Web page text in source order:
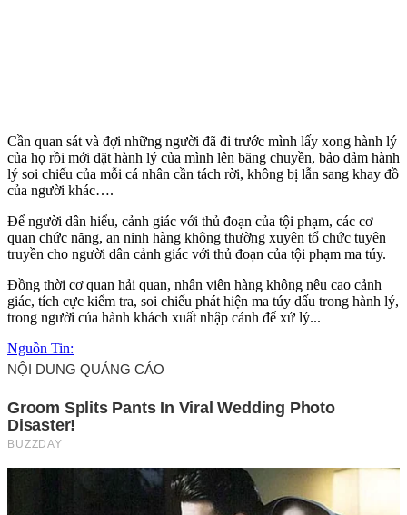
Cần quan sát và đợi những người đã đi trước mình lấy xong hành lý
của họ rồi mới đặt hành lý của mình lên băng chuyền, bảo đảm hành
lý soi chiếu của mỗi cá nhân cần tách rời, không bị lẫn sang khay đồ
của người khác….
Để người dân hiểu, cảnh giác với thủ đoạn của tội phạm, các cơ
quan chức năng, an ninh hàng không thường xuyên tổ chức tuyên
truyền cho người dân cảnh giác với thủ đoạn của tội phạm m‌a tú‌y.
Đồng thời cơ quan hải quan, nhân viên hàng không nêu cao cảnh
giác, tích cực kiểm tra, soi chiếu phát hiện m‌a tú‌y dấu trong hành lý,
trong người của hành khách xuất nhập cảnh để xử lý...
Nguồn Tin: